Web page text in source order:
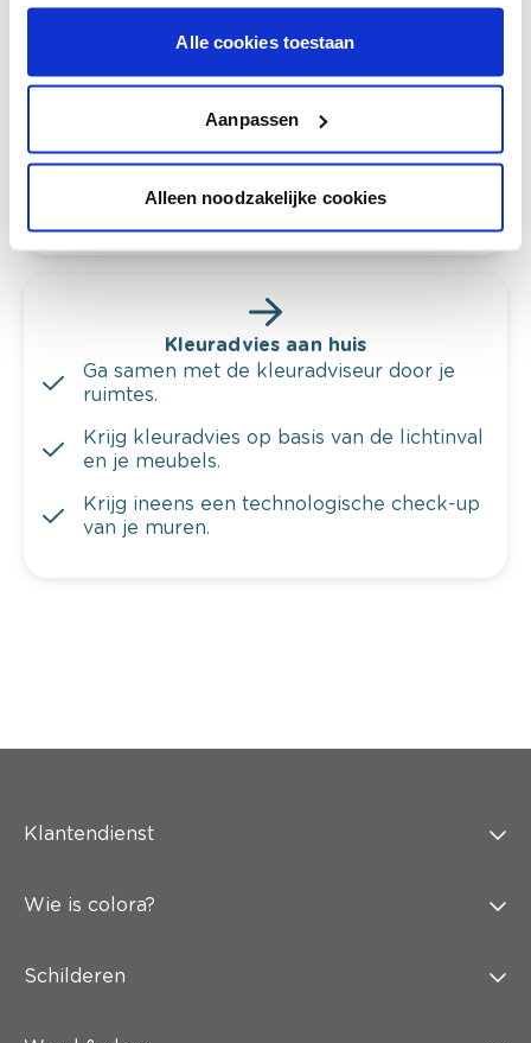
Alle cookies toestaan
Aanpassen
Alleen noodzakelijke cookies
Ontdek er kleurechte stalen van je
kleurenselectie.
Bekijk er de bijhorende tinten om je kleur
combineren.
Kleuradvies aan huis
Ga samen met de kleuradviseur door je
ruimtes.
Krijg kleuradvies op basis van de lichtinval
en je meubels.
Krijg ineens een technologische check-up
van je muren.
Klantendienst
Wie is colora?
Schilderen